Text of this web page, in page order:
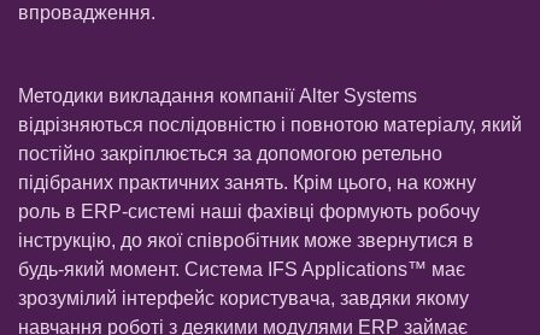
впровадження.
Методики викладання компанії Alter Systems
відрізняються послідовністю і повнотою матеріалу, який
постійно закріплюється за допомогою ретельно
підібраних практичних занять. Крім цього, на кожну
роль в ERP-системі наші фахівці формують робочу
інструкцію, до якої співробітник може звернутися в
будь-який момент. Система IFS Applications™ має
зрозумілий інтерфейс користувача, завдяки якому
навчання роботі з деякими модулями ERP займає